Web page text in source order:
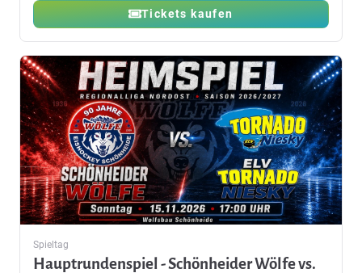
Tickets kaufen
Spieltag
Hauptrundenspiel - Schönheider Wölfe vs.